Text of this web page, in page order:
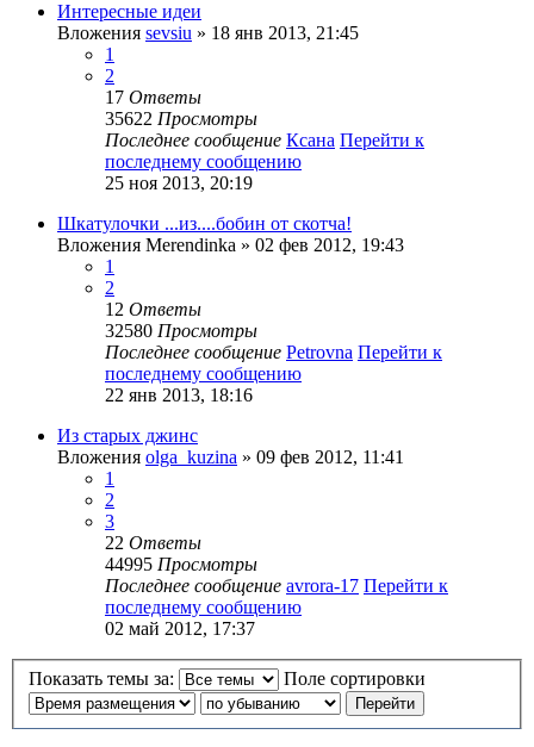
Интересные идеи
Вложения sevsiu » 18 янв 2013, 21:45
1
2
17 Ответы
35622 Просмотры
Последнее сообщение Ксана Перейти к
последнему сообщению
25 ноя 2013, 20:19
Шкатулочки ...из....бобин от скотча!
Вложения Merendinka » 02 фев 2012, 19:43
1
2
12 Ответы
32580 Просмотры
Последнее сообщение Petrovna Перейти к
последнему сообщению
22 янв 2013, 18:16
Из старых джинс
Вложения olga_kuzina » 09 фев 2012, 11:41
1
2
3
22 Ответы
44995 Просмотры
Последнее сообщение avrora-17 Перейти к
последнему сообщению
02 май 2012, 17:37
Показать темы за: Поле сортировки